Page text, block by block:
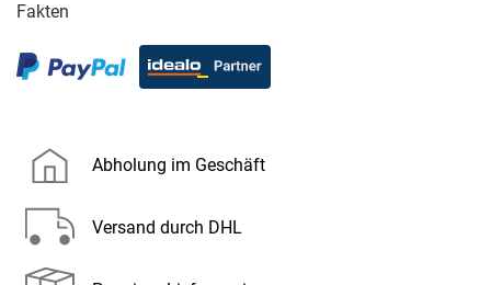
Fakten
Abholung im Geschäft
Versand durch DHL